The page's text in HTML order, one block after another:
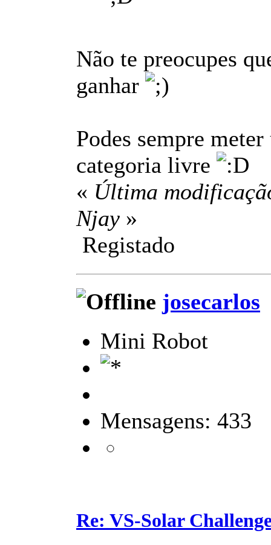
Não te preocupes
ganhar
Podes sempre
categoria livre
« Última
Njay »
Registado
josecarlos
Mini Robot
Mensagens: 433
Re: VS-Solar